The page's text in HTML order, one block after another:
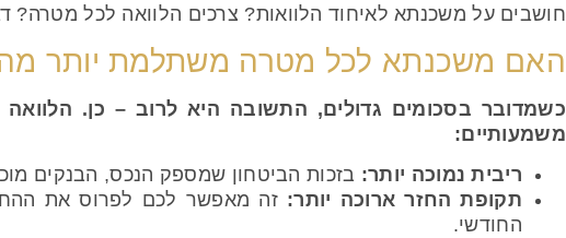
חושבים על משכנתא לאיחוד הלוואות? צרכים הלוואה לכל מטרה?
האם משכנתא לכל מטרה משתלמת יותר
כשמדובר בסכומים גדולים, התשובה היא לרוב – כן.
משמעותיים:
ריבית נמוכה יותר: בזכות הביטחון שמספק הנכס, הבנקים
תקופת החזר ארוכה יותר: זה מאפשר לכם לפרוס את
החודשי.